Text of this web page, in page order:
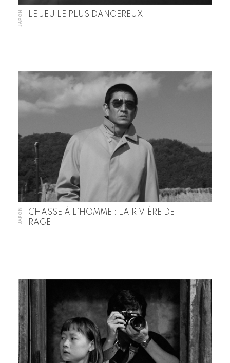
JAPON LE JEU LE PLUS DANGEREUX
JAPON
CHASSE À L’HOMME : LA RIVIÈRE DE
RAGE